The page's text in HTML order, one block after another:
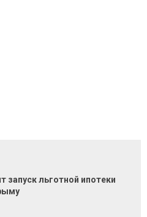
запуск льготной ипотеки